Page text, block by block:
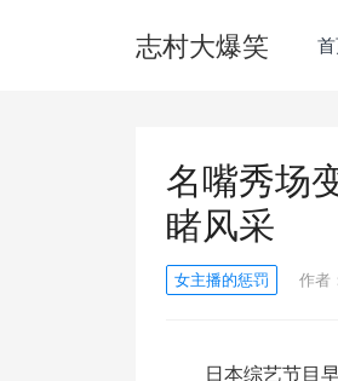
志村大爆笑
名嘴秀场
睹风采
女主播的惩罚 作者：
日本综艺节目